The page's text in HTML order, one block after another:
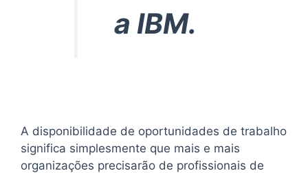
a IBM.
A disponibilidade de oportunidades de trabalho
significa simplesmente que mais e mais
organizações precisarão de profissionais de